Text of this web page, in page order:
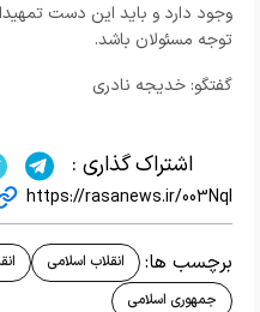
وجود دارد و باید این دست
توجه مسئولان باشد.
گفتگو: خدیجه نادری
اشتراک گذاری :
https://rasanews.ir/003Nql
برچسب ها: انقلاب اسلامی
جمهوری اسلامی